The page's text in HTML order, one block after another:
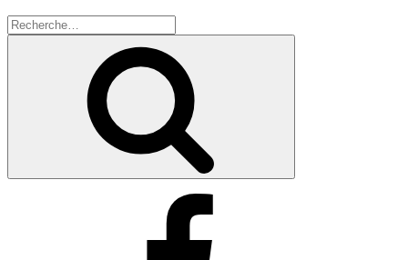
Recherche
pour